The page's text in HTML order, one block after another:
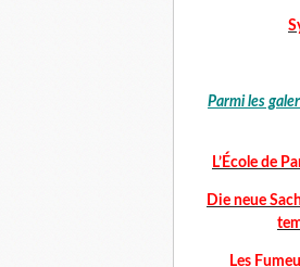
Parmi les
L’École de
Die neue
Les